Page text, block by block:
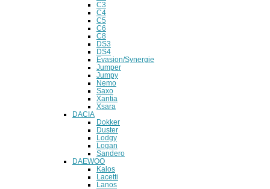
C3
C4
C5
C6
C8
DS3
DS4
Evasion/Synergie
Jumper
Jumpy
Nemo
Saxo
Xantia
Xsara
DACIA
Dokker
Duster
Lodgy
Logan
Sandero
DAEWOO
Kalos
Lacetti
Lanos